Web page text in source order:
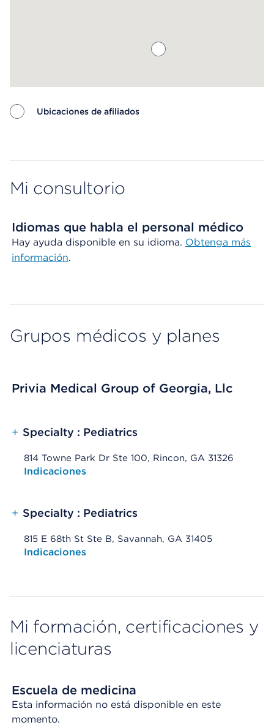
Ubicaciones de afiliados
Mi consultorio
Idiomas que habla el personal médico
Hay ayuda disponible en su idioma. Obtenga más
información.
Grupos médicos y planes
Privia Medical Group of Georgia, Llc
+ Specialty : Pediatrics
814 Towne Park Dr Ste 100, Rincon, GA 31326
Opens native map application on mobile devices
Indicaciones
+ Specialty : Pediatrics
815 E 68th St Ste B, Savannah, GA 31405
Opens native map application on mobile devices
Indicaciones
Mi formación, certificaciones y
licenciaturas
Escuela de medicina
Esta información no está disponible en este
momento.